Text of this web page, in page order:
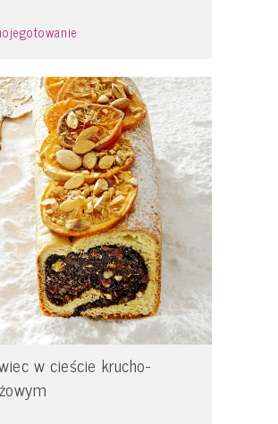
w cieście krucho-